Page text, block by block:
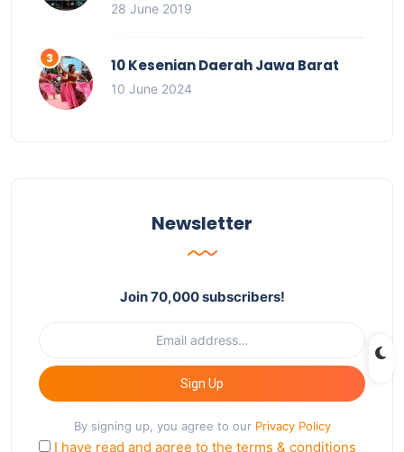
28 June 2019
10 Kesenian Daerah Jawa Barat
10 June 2024
Newsletter
Join 70,000 subscribers!
Sign Up
By signing up, you agree to our Privacy Policy
I have read and agree to the terms & conditions